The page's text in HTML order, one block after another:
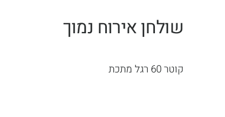
שולחן אירוח נמוך
קוטר 60 רגל מתכת